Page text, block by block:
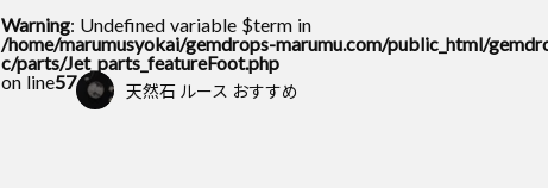
Warning: Undefined variable $term in
/home/marumusyokai/gemdrops-marumu.com/public_html/
c/parts/Jet_parts_featureFoot.php
on line57 天然石 ルース おすすめ